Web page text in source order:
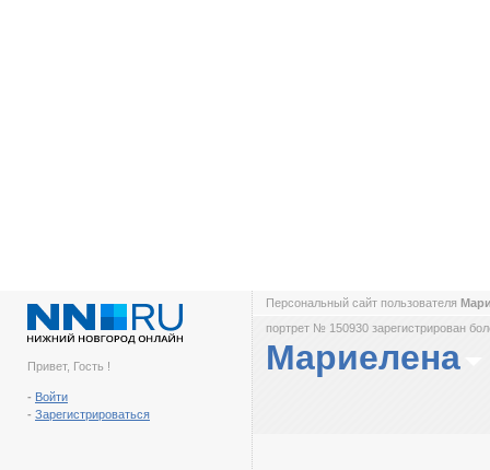
Привет, Гость !
- Войти
- Зарегистрироваться
Персональный сайт пользователя
портрет № 150930 зарегистрирован
Мариелена